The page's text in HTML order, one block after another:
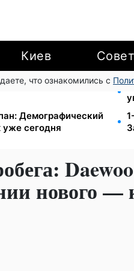
Киев
что ознакомились с
Федоров раскрыл
Демографический
сегодня
нового —